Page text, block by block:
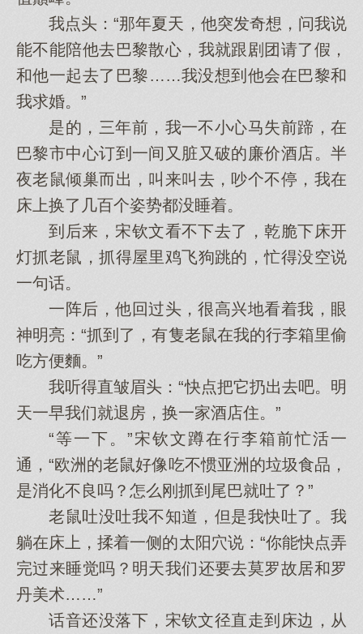
我点头：“那年夏天，他突发奇想，问我说
能不能陪他去巴黎散心，我就跟剧团请了假，
和他一起去了巴黎……我没想到他会在巴黎和
我求婚。”
是的，三年前，我一不小心马失前蹄，在
巴黎市中心订到一间又脏又破的廉价酒店。半
夜老鼠倾巢而出，叫来叫去，吵个不停，我在
床上换了几百个姿势都没睡着。
到后来，宋钦文看不下去了，乾脆下床开
灯抓老鼠，抓得屋里鸡飞狗跳的，忙得没空说
一句话。
一阵后，他回过头，很高兴地看着我，眼
神明亮：“抓到了，有隻老鼠在我的行李箱里偷
吃方便麵。”
我听得直皱眉头：“快点把它扔出去吧。明
天一早我们就退房，换一家酒店住。”
“等一下。”宋钦文蹲在行李箱前忙活一
通，“欧洲的老鼠好像吃不惯亚洲的垃圾食品，
是消化不良吗？怎么刚抓到尾巴就吐了？”
老鼠吐没吐我不知道，但是我快吐了。我
躺在床上，揉着一侧的太阳穴说：“你能快点弄
完过来睡觉吗？明天我们还要去莫罗故居和罗
丹美术……”
话音还没落下，宋钦文径直走到床边，从